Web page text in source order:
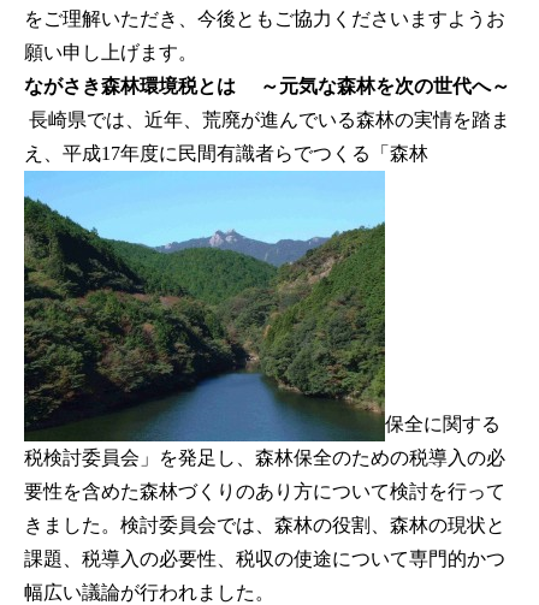
をご理解いただき、今後ともご協力くださいますようお
願い申し上げます。
ながさき森林環境税とは ～元気な森林を次の世代へ～
長崎県では、近年、荒廃が進んでいる森林の実情を踏ま
え、平成17年度に民間有識者らでつくる「森林
保全に関する
税検討委員会」を発足し、森林保全のための税導入の必
要性を含めた森林づくりのあり方について検討を行って
きました。検討委員会では、森林の役割、森林の現状と
課題、税導入の必要性、税収の使途について専門的かつ
幅広い議論が行われました。